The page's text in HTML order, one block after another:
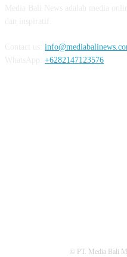
+6282147123576
© PT. Media Bali